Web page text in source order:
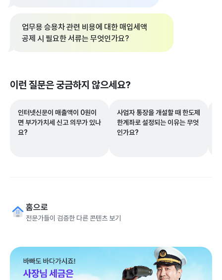
업무용 승용차 관련 비용에 대한 매입세액
공제 시 필요한 서류는 무엇인가요?
이런 질문은 궁금하지 않으세요?
인터넷신문이 매출액이 0원이
면 부가가치세 신고 의무가 있나
요?
사업자 통장을 개설할 때 한도제
한계좌로 설정되는 이유는 무엇
인가요?
홈으로
전문가들이 검증한 다른 콘텐츠 보기